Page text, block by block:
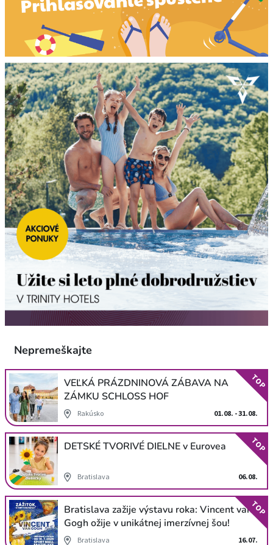
Nepremeškajte
VEĽKÁ PRÁZDNINOVÁ ZÁBAVA NA
ZÁMKU SCHLOSS HOF
Rakúsko 01.08. - 31.08.
TOP
DETSKÉ TVORIVÉ DIELNE v Eurovea
Bratislava 06.08.
TOP
Bratislava zažije výstavu roka: Vincent van
Gogh ožije v unikátnej imerzívnej šou!
Bratislava 16.07.
TOP